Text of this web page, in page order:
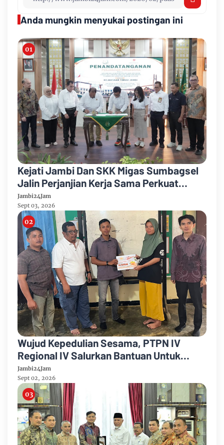
Anda mungkin menyukai postingan ini
Kejati Jambi Dan SKK Migas Sumbagsel
Jalin Perjanjian Kerja Sama Perkuat
Kepastian Hukum
Jambi24Jam
Sept 03, 2026
Wujud Kepedulian Sesama, PTPN IV
Regional IV Salurkan Bantuan Untuk
Pengobatan Putri Karyawan Pemanen
Jambi24Jam
Sept 02, 2026